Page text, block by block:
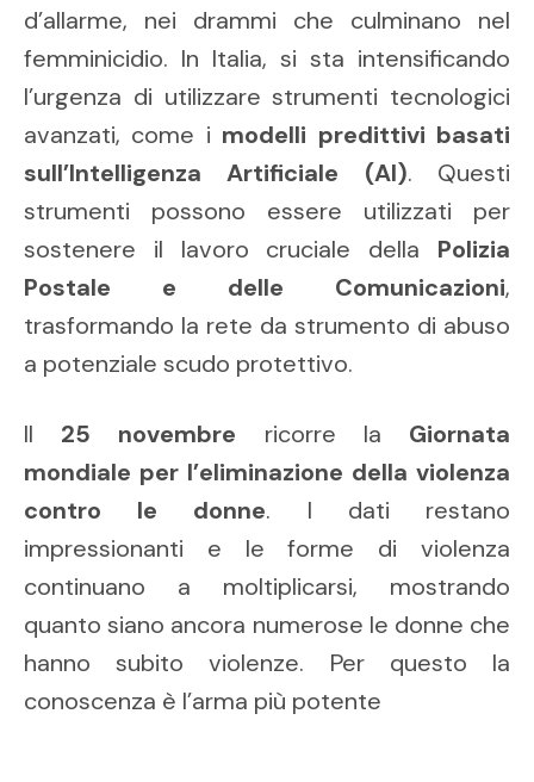
d’allarme, nei drammi che culminano nel
femminicidio. In Italia, si sta intensificando
l’urgenza di utilizzare strumenti tecnologici
avanzati, come i modelli predittivi basati
sull’Intelligenza Artificiale (AI). Questi
strumenti possono essere utilizzati per
sostenere il lavoro cruciale della Polizia
Postale e delle Comunicazioni,
trasformando la rete da strumento di abuso
a potenziale scudo protettivo.
Il 25 novembre ricorre la Giornata
mondiale per l’eliminazione della violenza
contro le donne. I dati restano
impressionanti e le forme di violenza
continuano a moltiplicarsi, mostrando
quanto siano ancora numerose le donne che
hanno subito violenze. Per questo la
conoscenza è l’arma più potente